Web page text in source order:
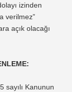
izinden
verilmez”
açık olacağı
sayılı Kanunun